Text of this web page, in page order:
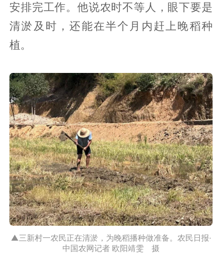
安排完工作。他说农时不等人，眼下要是
清淤及时，还能在半个月内赶上晚稻种
植。
▲三新村一农民正在清淤，为晚稻播种做准备。农民日报·
中国农网记者 欧阳靖雯 摄